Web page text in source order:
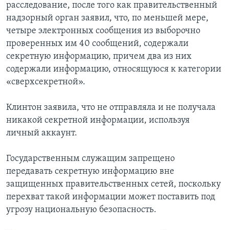
расследование, после того как правительственный
надзорный орган заявил, что, по меньшей мере,
четыре электронных сообщения из выборочно
проверенных им 40 сообщений, содержали
секретную информацию, причем два из них
содержали информацию, относящуюся к категории
«сверхсекретной».
Клинтон заявила, что не отправляла и не получала
никакой секретной информации, используя
личный аккаунт.
Государственным служащим запрещено
передавать секретную информацию вне
защищенных правительственных сетей, поскольку
перехват такой информации может поставить под
угрозу национальную безопасность.